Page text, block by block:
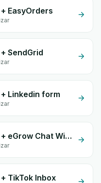
EasyOrders
SendGrid
Linkedin form
Zakrix Express + eGrow Chat Widget
TikTok Inbox